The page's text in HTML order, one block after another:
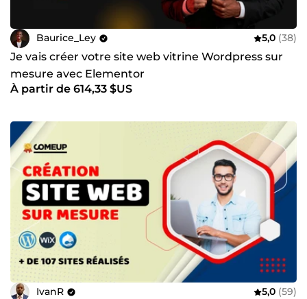
Baurice_Ley 5,0 (38)
Je vais créer votre site web vitrine Wordpress sur
mesure avec Elementor
À partir de 614,33 $US
IvanR 5,0 (59)